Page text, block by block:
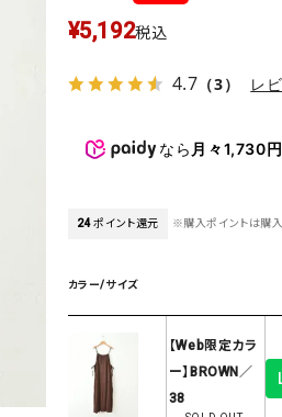
グ・マキシ丈 その
ワンピース・チュニック
ジャケット・アウター
08mab(
1 metre
adidas（ア
ASFVLT（
¥5,192税込
4.7 （3） レ
なら 月々1,730円
24 ポイント還元 ※購入ポイントは購
カラー/サイズ
【Web限定カラ
ー】BROWN／
38